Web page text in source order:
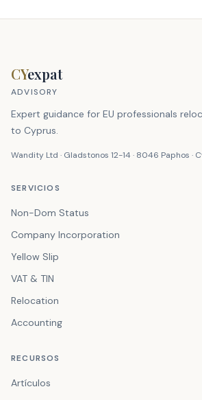
CYexpat
ADVISORY
Expert guidance for EU professionals
to Cyprus.
Wandity Ltd · Gladstonos 12-14 · 8046 Paphos ·
SERVICIOS
Non-Dom Status
Company Incorporation
Yellow Slip
VAT & TIN
Relocation
Accounting
RECURSOS
Artículos